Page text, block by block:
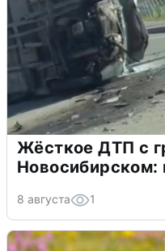
Жёсткое ДТП с
Новосибирском:
8 августа 1